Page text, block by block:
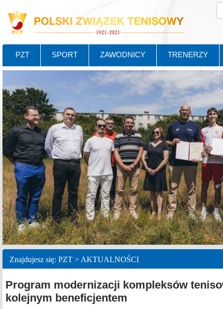
PZT SPORT ZAWODNICY TRENERZY
Znajdujesz się: PZT > AKTUALNOŚCI
Program modernizacji kompleksów
kolejnym beneficjentem